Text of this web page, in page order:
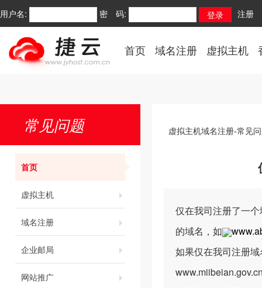
用户名: 密 码: 注册
首页 域名注册 虚拟主机
常见问题
首页
虚拟主机
域名注册
企业邮局
网站推广
虚拟主机域名注册-常见
仅在我司注册了一
的域名，如
如果仅在我司注册